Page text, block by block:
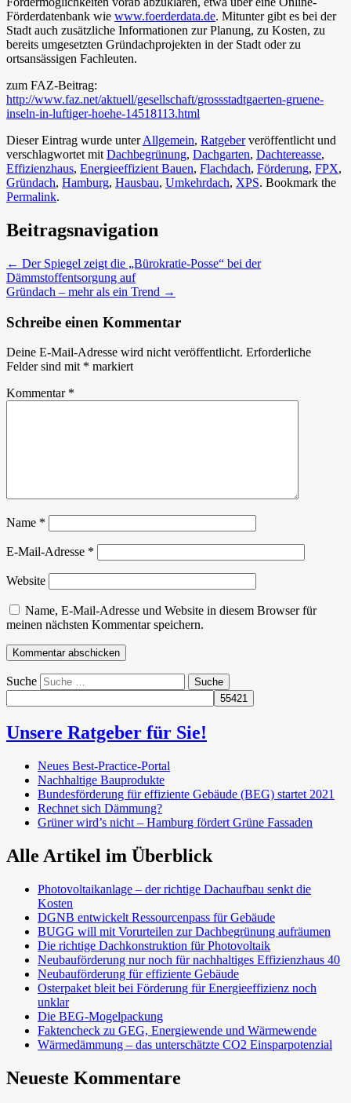
Förderdatenbank wie www.foerderdata.de. Mitunter gibt es bei der
Stadt auch zusätzliche Informationen zur Planung, zu Kosten, zu
bereits umgesetzten Gründachprojekten in der Stadt oder zu
ortsansässigen Fachleuten.
zum FAZ-Beitrag:
http://www.faz.net/aktuell/gesellschaft/grossstadtgaerten-gruene-
inseln-in-luftiger-hoehe-14518113.html
Dieser Eintrag wurde unterAllgemein, Ratgeberveröffentlicht und
verschlagwortet mit Dachbegrünung, Dachgarten, Dachtereasse,
Effizienzhaus, Energieeffizient Bauen, Flachdach, Förderung, FPX,
Gründach, Hamburg, Hausbau, Umkehrdach, XPS. Bookmark the
Permalink.
Beitragsnavigation
← Der Spiegel zeigt die „Bürokratie-Posse“ bei der
Dämmstoffentsorgung auf
Gründach – mehr als ein Trend →
Schreibe einen Kommentar
Deine E-Mail-Adresse wird nicht veröffentlicht. Erforderliche
Felder sind mit * markiert
Kommentar *
Name *
E-Mail-Adresse *
Website
Name, E-Mail-Adresse und Website in diesem Browser für
meinen nächsten Kommentar speichern.
Suche
Unsere Ratgeber für Sie!
Neues Best-Practice-Portal
Nachhaltige Bauprodukte
Bundesförderung für effiziente Gebäude (BEG) startet 2021
Rechnet sich Dämmung?
Grüner wird’s nicht – Hamburg fördert Grüne Fassaden
Alle Artikel im Überblick
Photovoltaikanlage – der richtige Dachaufbau senkt die
Kosten
DGNB entwickelt Ressourcenpass für Gebäude
BUGG will mit Vorurteilen zur Dachbegrünung aufräumen
Die richtige Dachkonstruktion für Photovoltaik
Neubauförderung nur noch für nachhaltiges Effizienzhaus 40
Neubauförderung für effiziente Gebäude
Osterpaket bleit bei Förderung für Energieeffizienz noch
unklar
Die BEG-Mogelpackung
Faktencheck zu GEG, Energiewende und Wärmewende
Wärmedämmung – das unterschätzte CO2 Einsparpotenzial
Neueste Kommentare